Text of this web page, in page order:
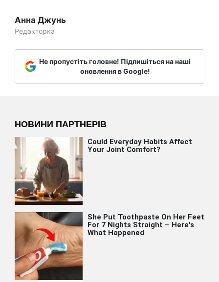
Анна Джунь
Редакторка
Не пропустіть головне! Підпишіться на наші
оновлення в Google!